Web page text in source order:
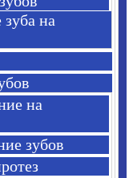
на
на
зубов